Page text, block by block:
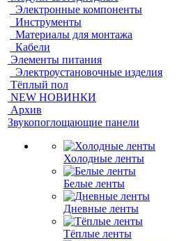
Электронные компоненты
Инструменты
Материалы для монтажа
Кабели
Элементы питания
Электроустановочные изделия
Тёплый пол
NEW НОВИНКИ
Архив
Звукопоглощающие панели
Холодные ленты
Белые ленты
Дневные ленты
Тёплые ленты